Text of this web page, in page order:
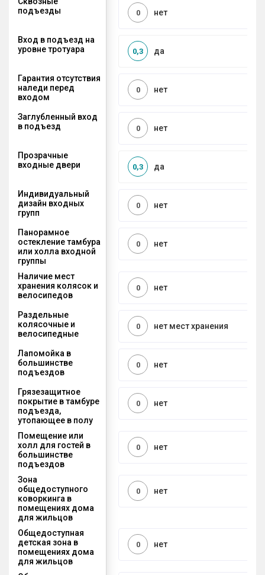
подъезды
нет
0
Вход в подъезд на
уровне тротуара
да
0,3
Гарантия отсутствия
наледи перед
входом
нет
0
Заглубленный вход
в подъезд
нет
0
Прозрачные
входные двери
да
0,3
Индивидуальный
дизайн входных
групп
нет
0
Панорамное
остекление тамбура
или холла входной
группы
нет
0
Наличие мест
хранения колясок и
велосипедов
нет
0
Раздельные
колясочные и
велосипедные
нет мест хранения
0
Лапомойка в
большинстве
подъездов
нет
0
Грязезащитное
покрытие в тамбуре
подъезда,
утопающее в полу
нет
0
Помещение или
холл для гостей в
большинстве
подъездов
нет
0
Зона
общедоступного
коворкинга в
помещениях дома
для жильцов
нет
0
Общедоступная
детская зона в
помещениях дома
для жильцов
нет
0